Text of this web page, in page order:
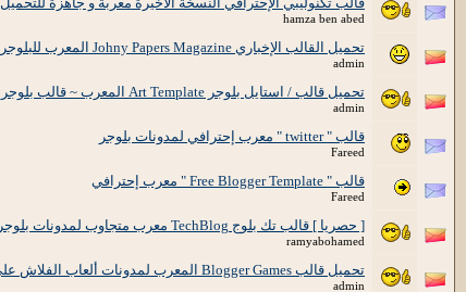
hamza ben abed
تحميل القالب الإخباري Johny Papers Magazine المعرب للبلوجر
admin
تحميل قالب / استايل بلوجر Art Template المعرب ~ قالب بلوجر للمدونات الشخصية
admin
قالب " twitter " معرب إحترافي لمدونات بلوجر
Fareed
قالب " Free Blogger Template " معرب إحترافي
Fareed
[ حصريا ] قالب تك بلوج TechBlog معرب متجاوب لمدونات بلوجر
ramyabohamed
تحميل قالب Blogger Games المعرب لمدونات ألعاب الفلاش على بلوجر
admin